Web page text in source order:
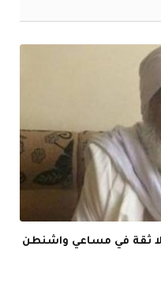
لا ثقة في مساعي واشنطن